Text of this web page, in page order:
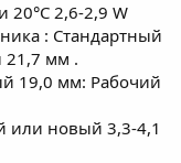
20°C 2,6-2,9 W
: Стандартный
21,7 мм .
19,0 мм: Рабочий
или новый 3,3-4,1